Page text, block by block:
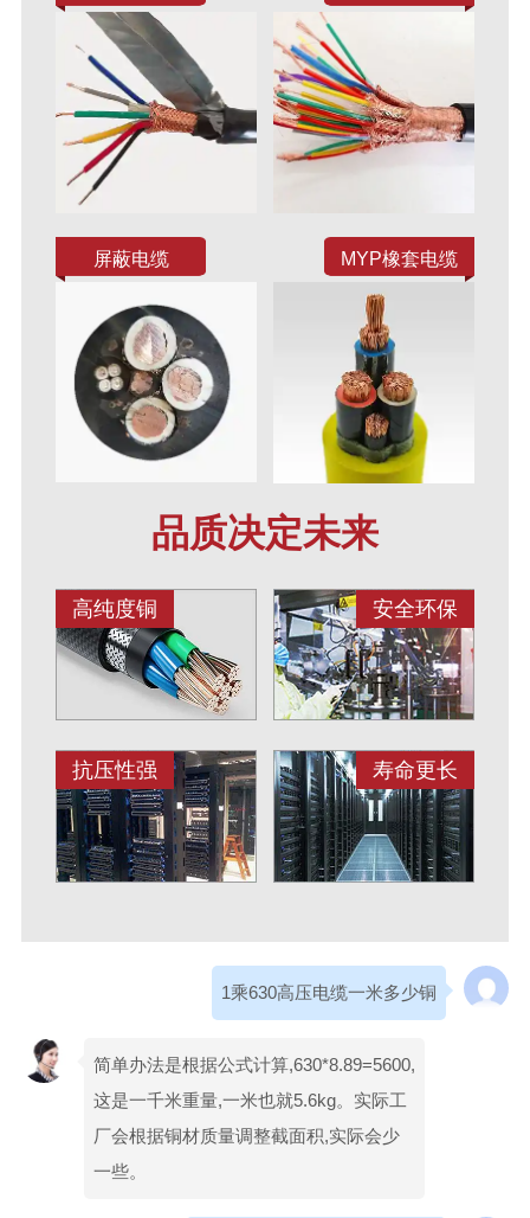
屏蔽电缆 MYP橡套电缆
品质决定未来
高纯度铜 安全环保
抗压性强 寿命更长
1乘630高压电缆一米多少铜
简单办法是根据公式计算,630*8.89=5600,
这是一千米重量,一米也就5.6kg。实际工
厂会根据铜材质量调整截面积,实际会少
一些。